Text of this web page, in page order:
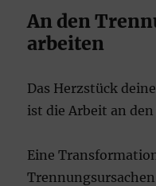
An den
arbeiten
Das Herzstück
ist die Arbeit an
Eine